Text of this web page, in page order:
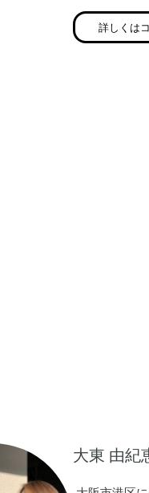
ン、通信な
詳しくは
大東 由紀